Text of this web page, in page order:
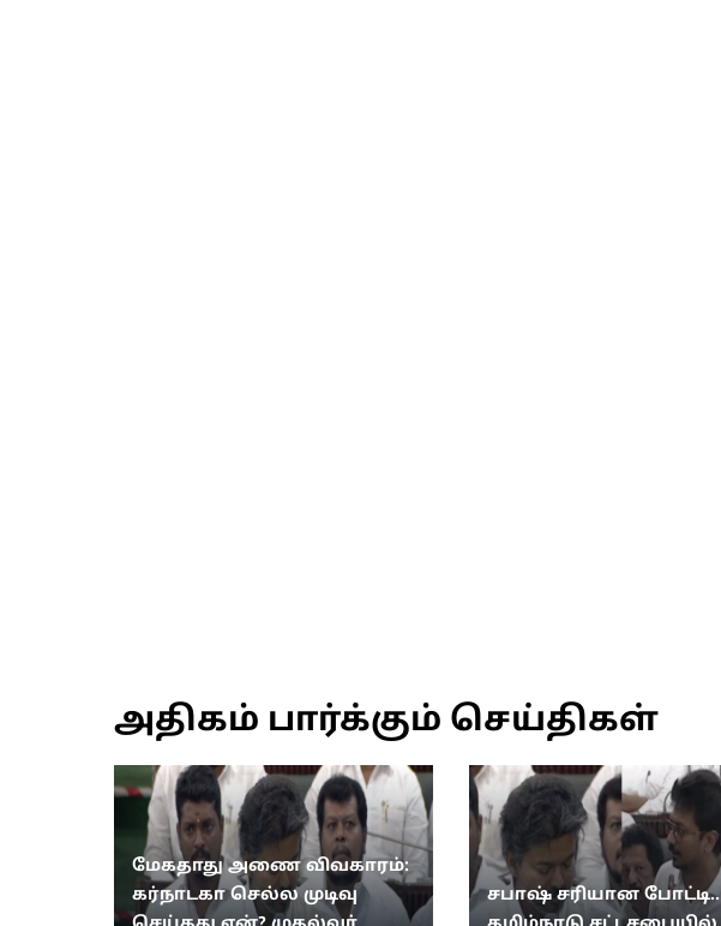
அதிகம் பார்க்கும் செய்திகள்
மேகதாது அணை விவகாரம்:
கர்நாடகா செல்ல முடிவு
சபாஷ் சரியான போட்டி..